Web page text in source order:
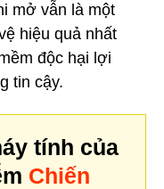
mở vẫn là một
hiệu quả nhất
độc hại lợi
tin cậy.
tính của
Chiến